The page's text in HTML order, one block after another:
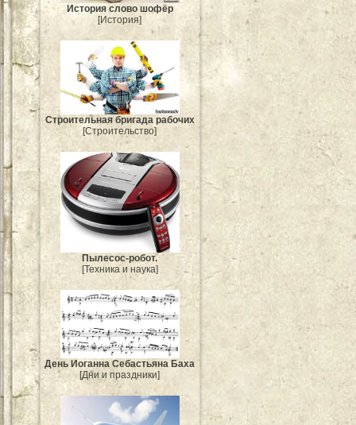
История слово шофёр
[История]
Строительная бригада рабочих
[Строительство]
Пылесос-робот.
[Техника и наука]
День Иоганна Себастьяна Баха
[Дни и праздники]